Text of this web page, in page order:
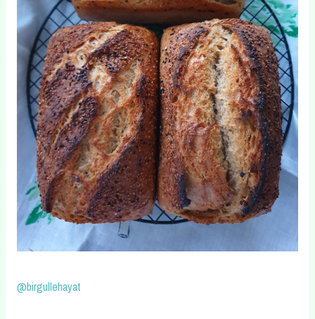
@birgullehayat